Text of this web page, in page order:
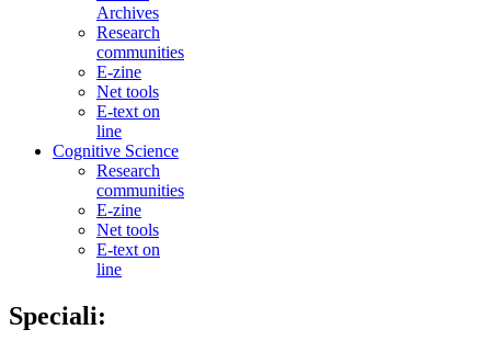
Archives
Research
communities
E-zine
Net tools
E-text on
line
Cognitive Science
Research
communities
E-zine
Net tools
E-text on
line
Speciali: